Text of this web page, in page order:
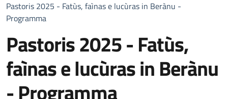
Pastoris 2025 - Fatùs, faìnas e lucùras in Berànu -
Programma
Pastoris 2025 - Fatùs,
faìnas e lucùras in Berànu
- Programma